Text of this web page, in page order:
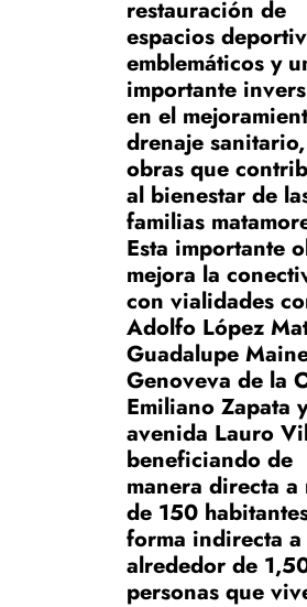
restauración de
espacios
emblemáticos y
importante
en el
drenaje sanitario,
obras que
al bienestar de
familias
Esta importante
mejora la
con vialidades
Adolfo López
Guadalupe
Genoveva de la
Emiliano Zapata
avenida Lauro
beneficiando de
manera directa a
de 150
forma indirecta a
alrededor de
personas que